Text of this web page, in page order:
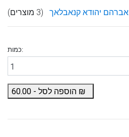
אברהם יהודא קנאבלאך (3 מוצרים)
כמות:
הוספה לסל - 60.00